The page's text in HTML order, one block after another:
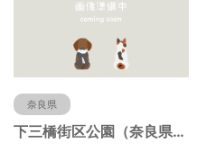
奈良県
下三橋街区公園（奈良県大和郡山市）